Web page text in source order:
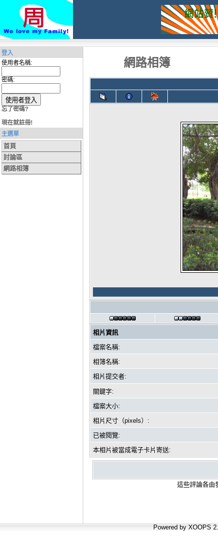
登入
使用者名稱:
密碼:
忘了密碼?
現在就註冊!
主選單
首頁
討論區
網路相簿
網路相簿
相片資訊
檔案名稱:
相簿名稱:
相片提交者:
關鍵字:
檔案大小:
相片尺寸（pixels）:
已被閱覽:
本相片被當成電子卡片寄送:
這些評論各由
Powered by XOOPS